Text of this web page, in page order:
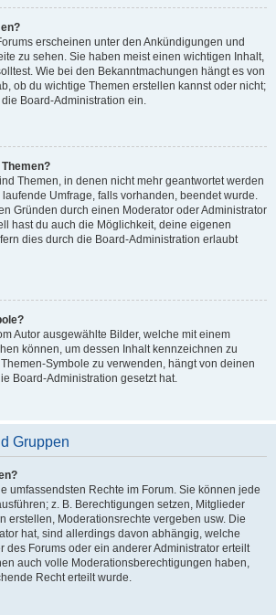
erscheinen unter den Ankündigungen und
zu sehen. Sie haben meist einen wichtigen Inhalt,
Wie bei den Bekanntmachungen hängt es von
ob du wichtige Themen erstellen kannst oder nicht;
Board-Administration ein.
Themen, in denen nicht mehr geantwortet werden
Umfrage, falls vorhanden, beendet wurde.
Gründen durch einen Moderator oder Administrator
hast du auch die Möglichkeit, deine eigenen
dies durch die Board-Administration erlaubt
Autor ausgewählte Bilder, welche mit einem
können, um dessen Inhalt kennzeichnen zu
Symbole zu verwenden, hängt von deinen
Board-Administration gesetzt hat.
Gruppen
umfassendsten Rechte im Forum. Sie können jede
z. B. Berechtigungen setzen, Mitglieder
erstellen, Moderationsrechte vergeben usw. Die
hat, sind allerdings davon abhängig, welche
des Forums oder ein anderer Administrator erteilt
auch volle Moderationsberechtigungen haben,
Recht erteilt wurde.